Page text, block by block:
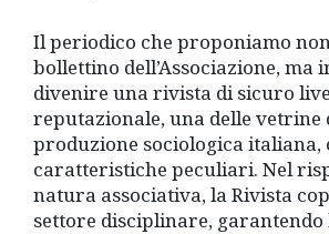
Il periodico che proponiamo
bollettino dell’Associazione, ma
divenire una rivista di sicuro
reputazionale, una delle vetrine
produzione sociologica italiana,
caratteristiche peculiari. Nel
natura associativa, la Rivista
settore disciplinare, garantendo